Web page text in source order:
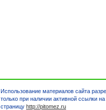
Использование материалов сайта
только при наличии активной ссылки
страницу http://pitomez.ru